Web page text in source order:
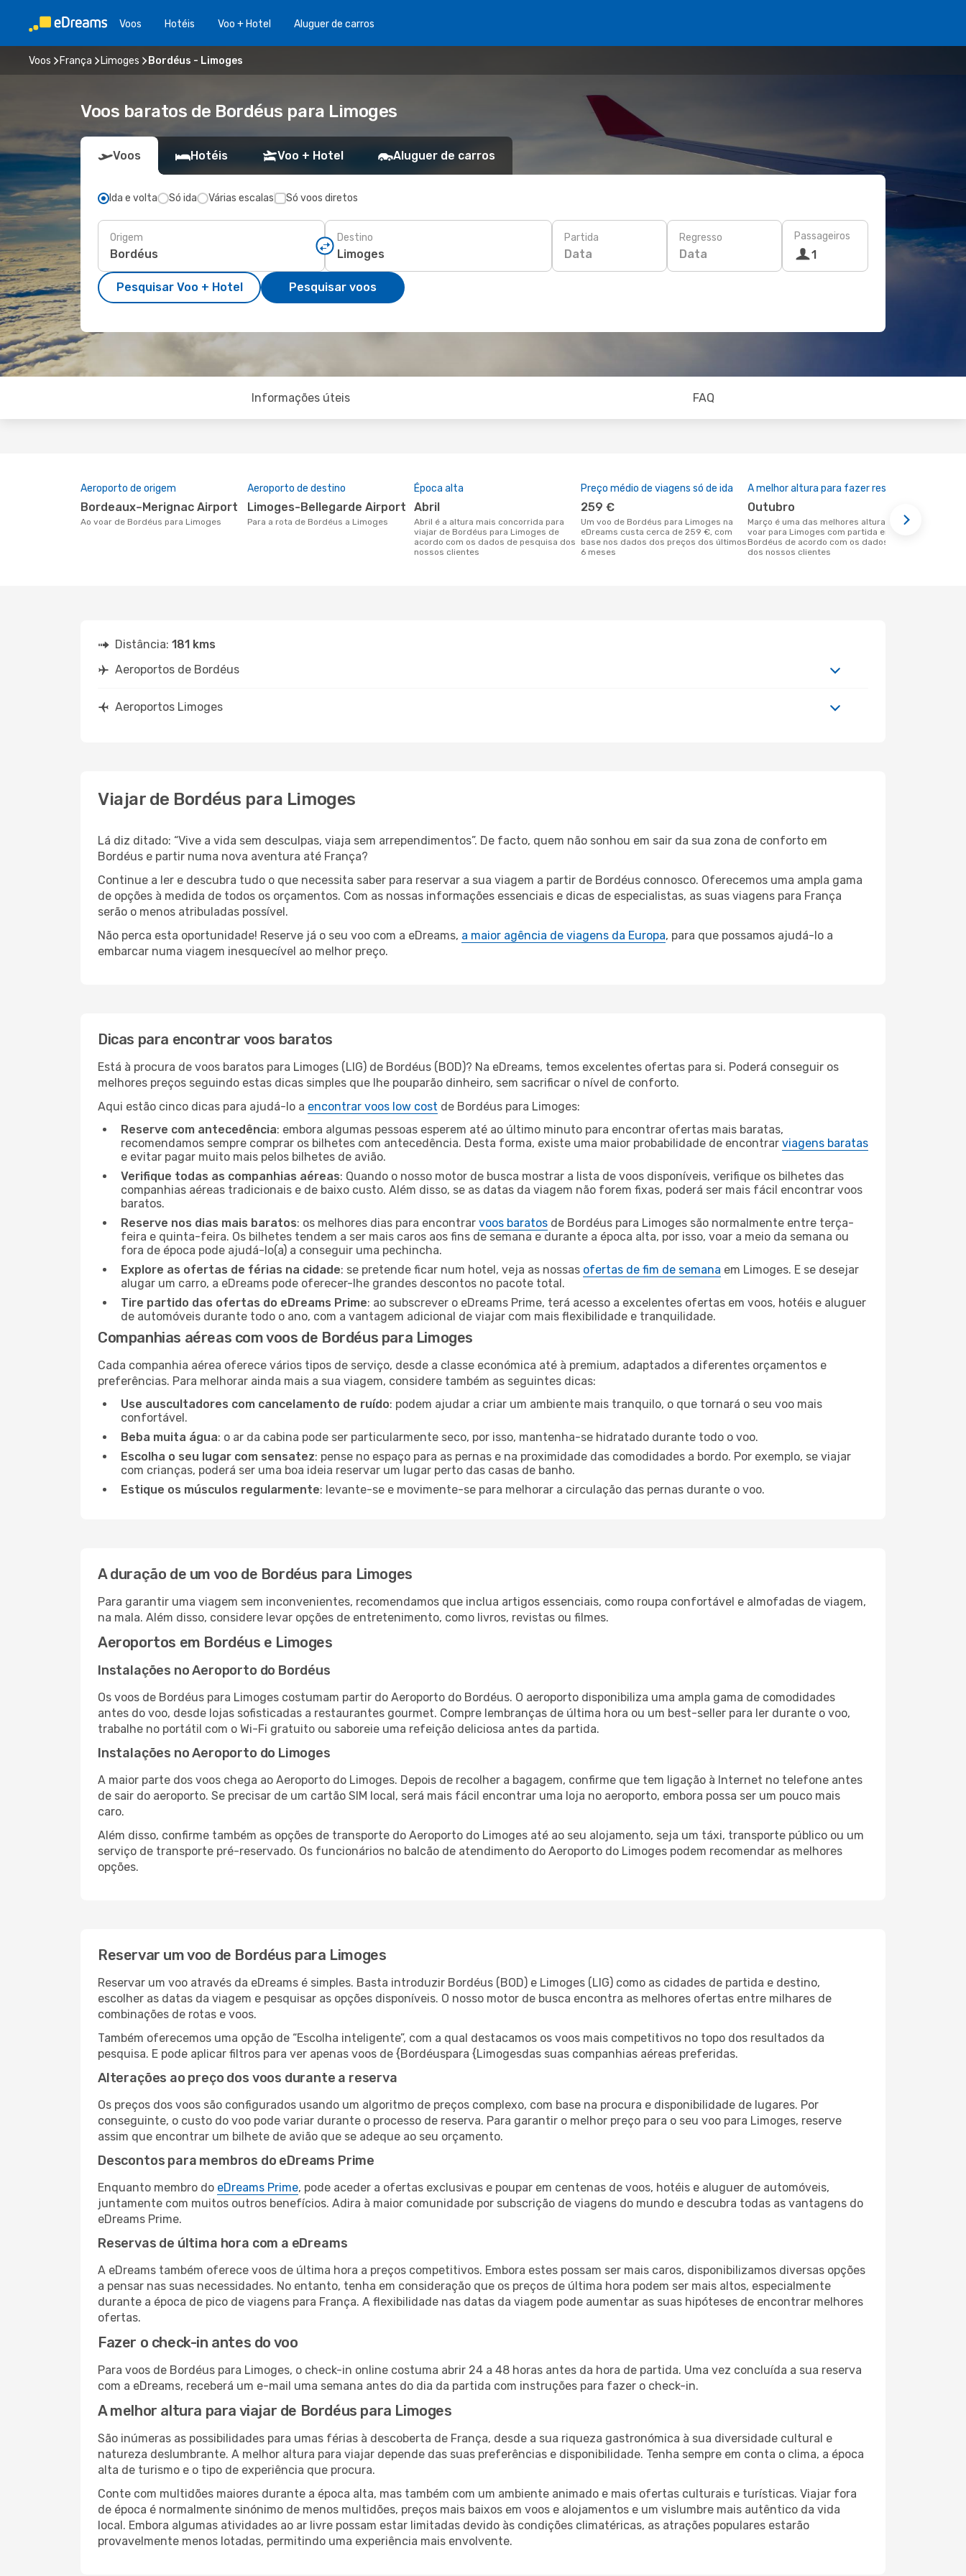
Voos Hotéis Voo + Hotel Aluguer de carros
Voos França Limoges Bordéus - Limoges
Voos baratos de Bordéus para Limoges
Voos Hotéis Voo + Hotel Aluguer de carros
Ida e volta Só ida Várias escalas Só voos diretos
Origem Destino Partida
Data
Regresso
Data
Passageiros
1
Pesquisar Voo + Hotel Pesquisar voos
Informações úteis FAQ
Aeroporto de origem
Bordeaux–Merignac Airport
Ao voar de Bordéus para Limoges
Aeroporto de destino
Limoges-Bellegarde Airport
Para a rota de Bordéus a Limoges
Época alta
abril
abril é a altura mais concorrida para
viajar de Bordéus para Limoges de
acordo com os dados de pesquisa dos
nossos clientes
Preço médio de viagens só de ida
259 €
Um voo de Bordéus para Limoges na
eDreams custa cerca de 259 €, com
base nos dados dos preços dos últimos
6 meses
A melhor altura para fazer reserva
outubro
março é uma das melhores alturas para
voar para Limoges com partida em
Bordéus de acordo com os dados reais
dos nossos clientes
Distância: 181 kms
Aeroportos de Bordéus
Aeroportos Limoges
Viajar de Bordéus para Limoges
Lá diz ditado: “Vive a vida sem desculpas, viaja sem arrependimentos”. De facto, quem não sonhou em sair da sua zona de conforto em
Bordéus e partir numa nova aventura até França?
Continue a ler e descubra tudo o que necessita saber para reservar a sua viagem a partir de Bordéus connosco. Oferecemos uma ampla gama
de opções à medida de todos os orçamentos. Com as nossas informações essenciais e dicas de especialistas, as suas viagens para França
serão o menos atribuladas possível.
Não perca esta oportunidade! Reserve já o seu voo com a eDreams, a maior agência de viagens da Europa, para que possamos ajudá-lo a
embarcar numa viagem inesquecível ao melhor preço.
Dicas para encontrar voos baratos
Está à procura de voos baratos para Limoges (LIG) de Bordéus (BOD)? Na eDreams, temos excelentes ofertas para si. Poderá conseguir os
melhores preços seguindo estas dicas simples que lhe pouparão dinheiro, sem sacrificar o nível de conforto.
Aqui estão cinco dicas para ajudá-lo a encontrar voos low cost de Bordéus para Limoges:
Reserve com antecedência: embora algumas pessoas esperem até ao último minuto para encontrar ofertas mais baratas,
recomendamos sempre comprar os bilhetes com antecedência. Desta forma, existe uma maior probabilidade de encontrar viagens baratas
e evitar pagar muito mais pelos bilhetes de avião.
Verifique todas as companhias aéreas: Quando o nosso motor de busca mostrar a lista de voos disponíveis, verifique os bilhetes das
companhias aéreas tradicionais e de baixo custo. Além disso, se as datas da viagem não forem fixas, poderá ser mais fácil encontrar voos
baratos.
Reserve nos dias mais baratos: os melhores dias para encontrar voos baratos de Bordéus para Limoges são normalmente entre terça-
feira e quinta-feira. Os bilhetes tendem a ser mais caros aos fins de semana e durante a época alta, por isso, voar a meio da semana ou
fora de época pode ajudá-lo(a) a conseguir uma pechincha.
Explore as ofertas de férias na cidade: se pretende ficar num hotel, veja as nossas ofertas de fim de semana em Limoges. E se desejar
alugar um carro, a eDreams pode oferecer-lhe grandes descontos no pacote total.
Tire partido das ofertas do eDreams Prime: ao subscrever o eDreams Prime, terá acesso a excelentes ofertas em voos, hotéis e aluguer
de automóveis durante todo o ano, com a vantagem adicional de viajar com mais flexibilidade e tranquilidade.
Companhias aéreas com voos de Bordéus para Limoges
Cada companhia aérea oferece vários tipos de serviço, desde a classe económica até à premium, adaptados a diferentes orçamentos e
preferências. Para melhorar ainda mais a sua viagem, considere também as seguintes dicas:
Use auscultadores com cancelamento de ruído: podem ajudar a criar um ambiente mais tranquilo, o que tornará o seu voo mais
confortável.
Beba muita água: o ar da cabina pode ser particularmente seco, por isso, mantenha-se hidratado durante todo o voo.
Escolha o seu lugar com sensatez: pense no espaço para as pernas e na proximidade das comodidades a bordo. Por exemplo, se viajar
com crianças, poderá ser uma boa ideia reservar um lugar perto das casas de banho.
Estique os músculos regularmente: levante-se e movimente-se para melhorar a circulação das pernas durante o voo.
A duração de um voo de Bordéus para Limoges
Para garantir uma viagem sem inconvenientes, recomendamos que inclua artigos essenciais, como roupa confortável e almofadas de viagem,
na mala. Além disso, considere levar opções de entretenimento, como livros, revistas ou filmes.
Aeroportos em Bordéus e Limoges
Instalações no Aeroporto do Bordéus
Os voos de Bordéus para Limoges costumam partir do Aeroporto do Bordéus. O aeroporto disponibiliza uma ampla gama de comodidades
antes do voo, desde lojas sofisticadas a restaurantes gourmet. Compre lembranças de última hora ou um best-seller para ler durante o voo,
trabalhe no portátil com o Wi-Fi gratuito ou saboreie uma refeição deliciosa antes da partida.
Instalações no Aeroporto do Limoges
A maior parte dos voos chega ao Aeroporto do Limoges. Depois de recolher a bagagem, confirme que tem ligação à Internet no telefone antes
de sair do aeroporto. Se precisar de um cartão SIM local, será mais fácil encontrar uma loja no aeroporto, embora possa ser um pouco mais
caro.
Além disso, confirme também as opções de transporte do Aeroporto do Limoges até ao seu alojamento, seja um táxi, transporte público ou um
serviço de transporte pré-reservado. Os funcionários no balcão de atendimento do Aeroporto do Limoges podem recomendar as melhores
opções.
Reservar um voo de Bordéus para Limoges
Reservar um voo através da eDreams é simples. Basta introduzir Bordéus (BOD) e Limoges (LIG) como as cidades de partida e destino,
escolher as datas da viagem e pesquisar as opções disponíveis. O nosso motor de busca encontra as melhores ofertas entre milhares de
combinações de rotas e voos.
Também oferecemos uma opção de “Escolha inteligente”, com a qual destacamos os voos mais competitivos no topo dos resultados da
pesquisa. E pode aplicar filtros para ver apenas voos de {Bordéuspara {Limogesdas suas companhias aéreas preferidas.
Alterações ao preço dos voos durante a reserva
Os preços dos voos são configurados usando um algoritmo de preços complexo, com base na procura e disponibilidade de lugares. Por
conseguinte, o custo do voo pode variar durante o processo de reserva. Para garantir o melhor preço para o seu voo para Limoges, reserve
assim que encontrar um bilhete de avião que se adeque ao seu orçamento.
Descontos para membros do eDreams Prime
Enquanto membro do eDreams Prime, pode aceder a ofertas exclusivas e poupar em centenas de voos, hotéis e aluguer de automóveis,
juntamente com muitos outros benefícios. Adira à maior comunidade por subscrição de viagens do mundo e descubra todas as vantagens do
eDreams Prime.
Reservas de última hora com a eDreams
A eDreams também oferece voos de última hora a preços competitivos. Embora estes possam ser mais caros, disponibilizamos diversas opções
a pensar nas suas necessidades. No entanto, tenha em consideração que os preços de última hora podem ser mais altos, especialmente
durante a época de pico de viagens para França. A flexibilidade nas datas da viagem pode aumentar as suas hipóteses de encontrar melhores
ofertas.
Fazer o check-in antes do voo
Para voos de Bordéus para Limoges, o check-in online costuma abrir 24 a 48 horas antes da hora de partida. Uma vez concluída a sua reserva
com a eDreams, receberá um e-mail uma semana antes do dia da partida com instruções para fazer o check-in.
A melhor altura para viajar de Bordéus para Limoges
São inúmeras as possibilidades para umas férias à descoberta de França, desde a sua riqueza gastronómica à sua diversidade cultural e
natureza deslumbrante. A melhor altura para viajar depende das suas preferências e disponibilidade. Tenha sempre em conta o clima, a época
alta de turismo e o tipo de experiência que procura.
Conte com multidões maiores durante a época alta, mas também com um ambiente animado e mais ofertas culturais e turísticas. Viajar fora
de época é normalmente sinónimo de menos multidões, preços mais baixos em voos e alojamentos e um vislumbre mais autêntico da vida
local. Embora algumas atividades ao ar livre possam estar limitadas devido às condições climatéricas, as atrações populares estarão
provavelmente menos lotadas, permitindo uma experiência mais envolvente.